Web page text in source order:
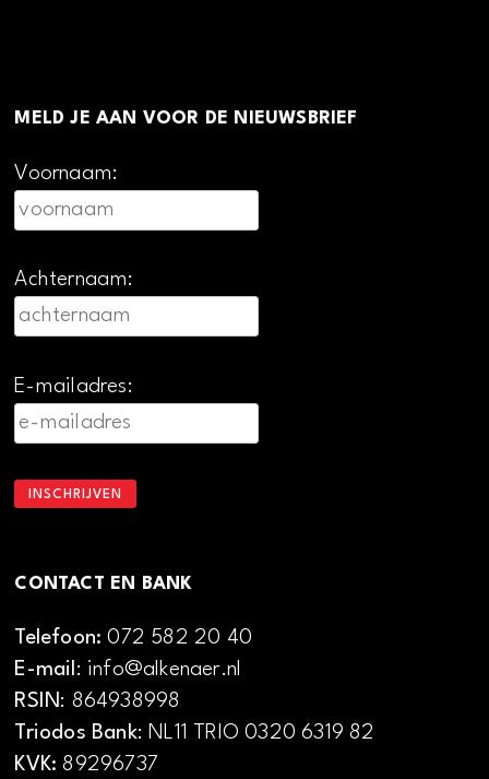
MELD JE AAN VOOR DE NIEUWSBRIEF
Voornaam:
Achternaam:
E-mailadres:
CONTACT EN BANK
Telefoon:072 582 20 40
E-mail: info@alkenaer.nl
RSIN: 864938998
Triodos Bank: NL11 TRIO 0320 6319 82
KVK: 89296737